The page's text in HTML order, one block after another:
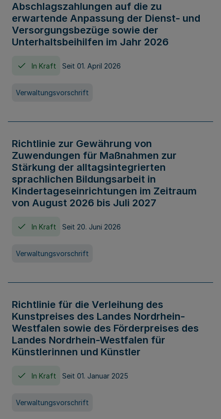
Abschlagszahlungen auf die zu
erwartende Anpassung der Dienst- und
Versorgungsbezüge sowie der
Unterhaltsbeihilfen im Jahr 2026
In Kraft Seit 01. April 2026
Verwaltungsvorschrift
Richtlinie zur Gewährung von
Zuwendungen für Maßnahmen zur
Stärkung der alltagsintegrierten
sprachlichen Bildungsarbeit in
Kindertageseinrichtungen im Zeitraum
von August 2026 bis Juli 2027
In Kraft Seit 20. Juni 2026
Verwaltungsvorschrift
Richtlinie für die Verleihung des
Kunstpreises des Landes Nordrhein-
Westfalen sowie des Förderpreises des
Landes Nordrhein-Westfalen für
Künstlerinnen und Künstler
In Kraft Seit 01. Januar 2025
Verwaltungsvorschrift